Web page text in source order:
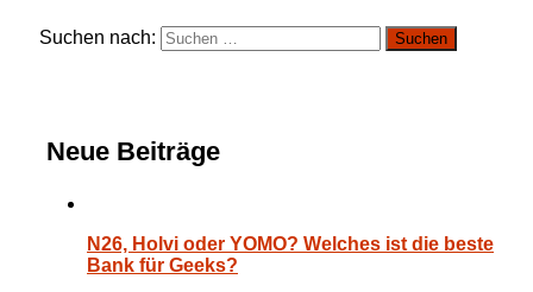
Suchen nach:
Neue Beiträge
N26, Holvi oder YOMO? Welches ist die beste
Bank für Geeks?